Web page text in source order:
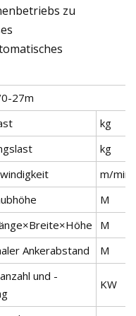
zu
27m
kg
kg
m/min
M
M
Ankerabstand
M
und -
KW